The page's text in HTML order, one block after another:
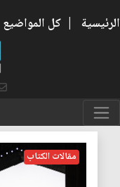
الرئيسية | كل المواضيع
مقالات الكتاب